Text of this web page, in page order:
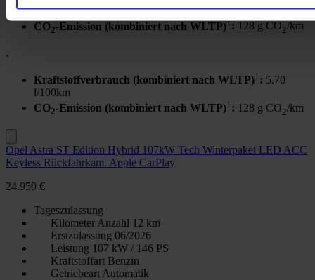
l/100km
CO2-Emission (kombiniert nach WLTP)1: 128 g CO2/km
Kraftstoffverbrauch (kombiniert nach WLTP)1 : 5.70
l/100km
CO2-Emission (kombiniert nach WLTP)1 : 128 g CO2/km
Opel Astra ST Edition Hybrid 107kW Tech Winterpaket LED ACC
Keyless Rückfahrkam. Apple CarPlay
24.950 €
Tageszulassung
Kilometer Anzahl 12 km
Erstzulassung 06/2026
Leistung 107 kW / 146 PS
Kraftstoffart Benzin
Getriebeart Automatik